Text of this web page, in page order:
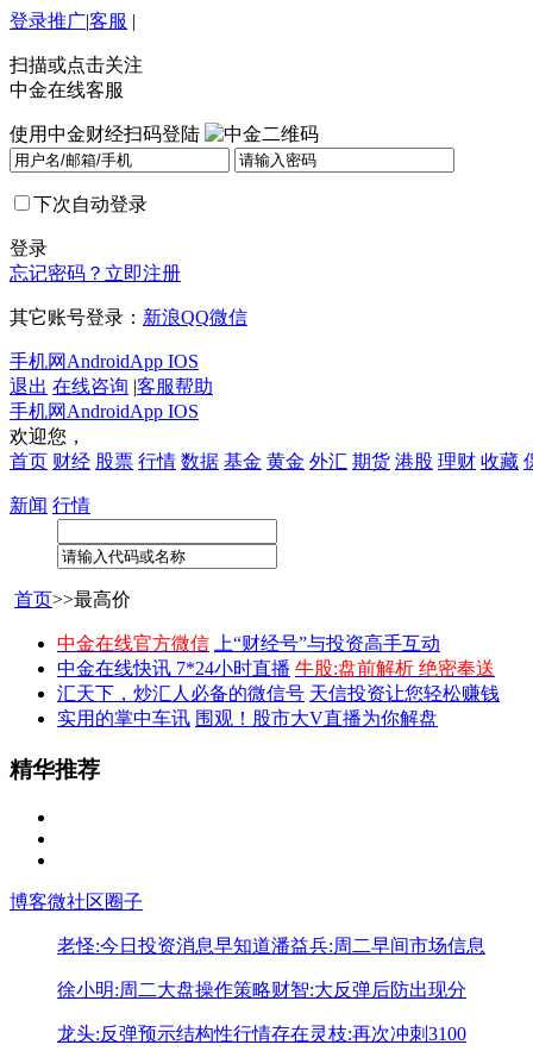
登录推广|客服 |
扫描或点击关注
中金在线客服
使用中金财经扫码登陆
下次自动登录
登录
忘记密码？ 立即注册
其它账号登录： 新浪QQ微信
手机网 AndroidApp IOS
退出 在线咨询 |客服帮助
手机网 AndroidApp IOS
欢迎您，
首页 财经 股票 行情 数据 基金 黄金 外汇 期货 港股 理财 收藏
新闻 行情
首页>>最高价
中金在线官方微信
上“财经号”与投资高手互动
中金在线快讯 7*24小时直播 牛股:盘前解析 绝密奉送
汇天下，炒汇人必备的微信号 天信投资让您轻松赚钱
实用的掌中车讯 围观！股市大V直播为你解盘
精华推荐
博客微社区圈子
老怪:今日投资消息早知道潘益兵:周二早间市场信息
徐小明:周二大盘操作策略财智:大反弹后防出现分
龙头:反弹预示结构性行情存在灵枝:再次冲刺3100